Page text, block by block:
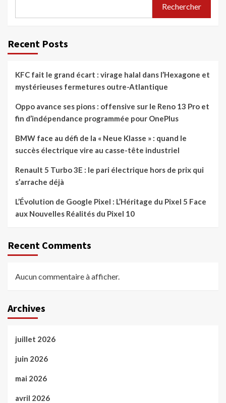
Rechercher
Recent Posts
KFC fait le grand écart : virage halal dans l’Hexagone et
mystérieuses fermetures outre-Atlantique
Oppo avance ses pions : offensive sur le Reno 13 Pro et
fin d’indépendance programmée pour OnePlus
BMW face au défi de la « Neue Klasse » : quand le
succès électrique vire au casse-tête industriel
Renault 5 Turbo 3E : le pari électrique hors de prix qui
s’arrache déjà
L’Évolution de Google Pixel : L’Héritage du Pixel 5 Face
aux Nouvelles Réalités du Pixel 10
Recent Comments
Aucun commentaire à afficher.
Archives
juillet 2026
juin 2026
mai 2026
avril 2026